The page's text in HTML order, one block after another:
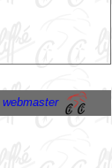
webmaster